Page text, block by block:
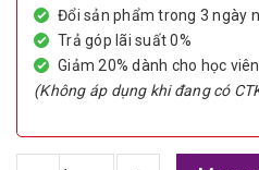
Đổi sản phẩm trong 3 ngày
Trả góp lãi suất 0%
Giảm 20% dành cho học
(Không áp dụng khi đang có